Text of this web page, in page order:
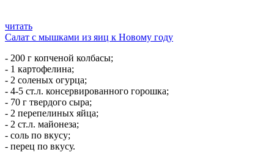
читать
Салат с мышками из яиц к Новому году
- 200 г копченой колбасы;
- 1 картофелина;
- 2 соленых огурца;
- 4-5 ст.л. консервированного горошка;
- 70 г твердого сыра;
- 2 перепелиных яйца;
- 2 ст.л. майонеза;
- соль по вкусу;
- перец по вкусу.